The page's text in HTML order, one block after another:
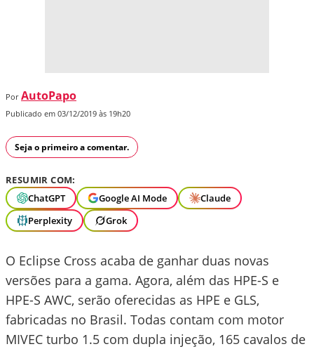
Por AutoPapo
Publicado em 03/12/2019 às 19h20
Seja o primeiro a comentar.
RESUMIR COM:
ChatGPT
Google AI Mode
Claude
Perplexity
Grok
O Eclipse Cross acaba de ganhar duas novas
versões para a gama. Agora, além das HPE-S e
HPE-S AWC, serão oferecidas as HPE e GLS,
fabricadas no Brasil. Todas contam com motor
MIVEC turbo 1.5 com dupla injeção, 165 cavalos de